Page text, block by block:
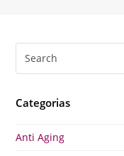
Categorias
Anti Aging